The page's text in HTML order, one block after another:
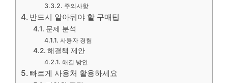
주의사항
반드시 알아둬야 할 구매팁
문제 분석
사용자 경험
해결책 제안
해결 방안
빠르게 사용처 활용하세요